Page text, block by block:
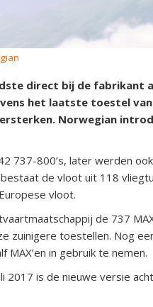
direct bij de fabrikant
het laatste toestel
Norwegian
737-800’s, later werden
de vloot uit 118
vloot.
de 737
zuinigere toestellen. Nog
in gebruik te nemen.
2017 is de nieuwe versie